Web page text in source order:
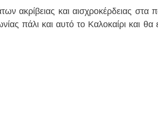
ακρίβειας και αισχροκέρδειας στα
πάλι και αυτό το Καλοκαίρι και θα